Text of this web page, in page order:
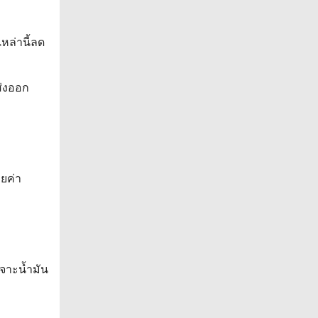
หล่านี้ลด
ออก
ค่า
าะน้ำมัน